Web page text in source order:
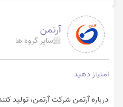
آرتمن
سایر گروه ها
امتیاز دهید
درباره آرتمن شرکت آرتمن، تولید